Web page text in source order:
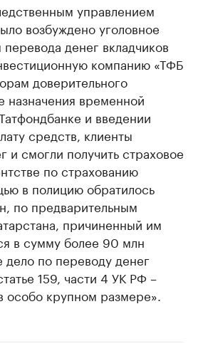
управлением
возбуждено уголовное
денег вкладчиков
компанию «ТФБ
доверительного
назначения временной
и введении
средств, клиенты
и смогли получить страховое
по страхованию
в полицию обратилось
по предварительным
причиненный им
в сумму более 90 млн
дело по переводу денег
159, части 4 УК РФ –
особо крупном размере».